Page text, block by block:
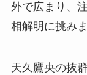
外で広まり、
相解明に挑みま
天久鷹央の抜